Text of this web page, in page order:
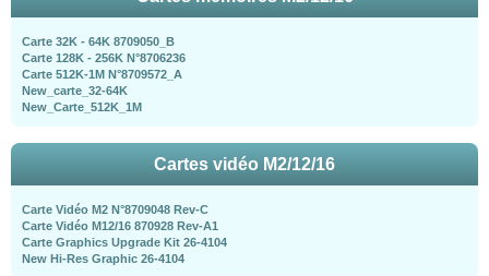
Carte 32K - 64K 8709050_B
Carte 128K - 256K N°8706236
Carte 512K-1M N°8709572_A
New_carte_32-64K
New_Carte_512K_1M
Cartes vidéo M2/12/16
Carte Vidéo M2 N°8709048 Rev-C
Carte Vidéo M12/16 870928 Rev-A1
Carte Graphics Upgrade Kit 26-4104
New Hi-Res Graphic 26-4104